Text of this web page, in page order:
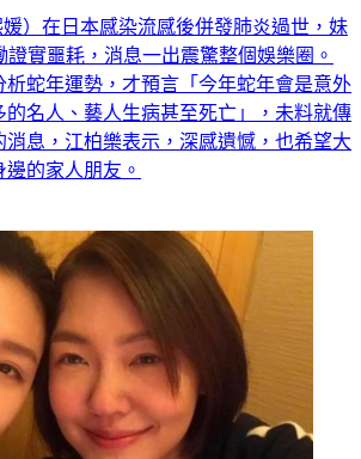
）在日本感染流感後併發肺炎過世，妹
證實噩耗，消息一出震驚整個娛樂圈。
析蛇年運勢，才預言「今年蛇年會是意外
的名人、藝人生病甚至死亡」，未料就傳
息，江柏樂表示，深感遺憾，也希望大